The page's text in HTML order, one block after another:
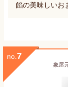
餡の美味しいお
no. 7
象屋